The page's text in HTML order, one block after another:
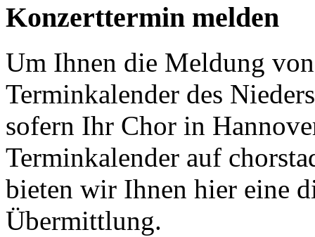
Konzerttermin melden
Um Ihnen die Meldung
Terminkalender des
sofern Ihr Chor in
Terminkalender auf
bieten wir Ihnen hier eine
Übermittlung.